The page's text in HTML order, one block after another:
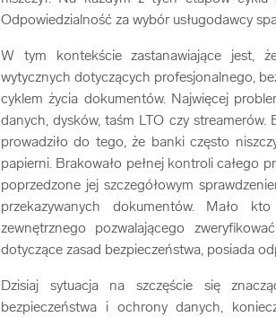
Odpowiedzialność za wybór usługodawcy
W tym kontekście zastanawiające jest,
wytycznych dotyczących profesjonalnego,
cyklem życia dokumentów. Najwięcej
danych, dysków, taśm LTO czy
prowadziło do tego, że banki często
papierni. Brakowało pełnej kontroli całego
poprzedzone jej szczegółowym
przekazywanych dokumentów. Mało
zewnętrznego pozwalającego
dotyczące zasad bezpieczeństwa, posiada
Dzisiaj sytuacja na szczęście się
bezpieczeństwa i ochrony danych,